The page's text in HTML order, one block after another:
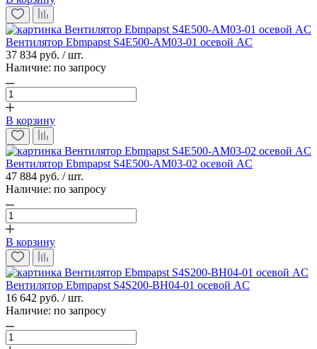
Вентилятор Ebmpapst S4E500-AM03-01 осевой AC
37 834 руб. / шт.
Наличие: по запросу
В корзину
Вентилятор Ebmpapst S4E500-AM03-02 осевой AC
47 884 руб. / шт.
Наличие: по запросу
В корзину
Вентилятор Ebmpapst S4S200-BH04-01 осевой AC
16 642 руб. / шт.
Наличие: по запросу